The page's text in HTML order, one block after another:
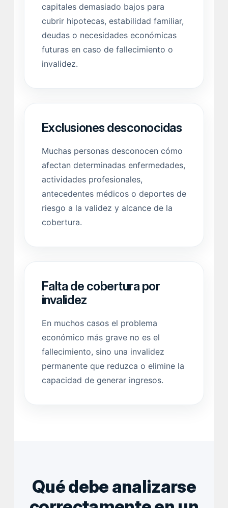
capitales demasiado bajos para
cubrir hipotecas, estabilidad familiar,
deudas o necesidades económicas
futuras en caso de fallecimiento o
invalidez.
Exclusiones desconocidas
Muchas personas desconocen cómo
afectan determinadas enfermedades,
actividades profesionales,
antecedentes médicos o deportes de
riesgo a la validez y alcance de la
cobertura.
Falta de cobertura por
invalidez
En muchos casos el problema
económico más grave no es el
fallecimiento, sino una invalidez
permanente que reduzca o elimine la
capacidad de generar ingresos.
Qué debe analizarse